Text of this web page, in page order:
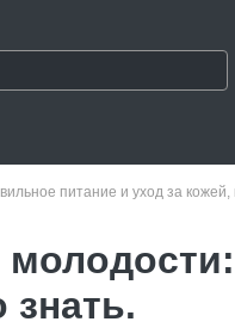
питание и уход за